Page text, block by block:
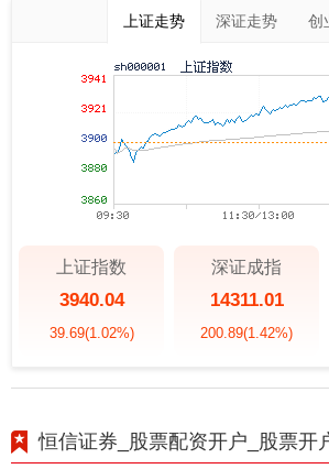
上证走势 深证走势 创
上证指数
3940.04
39.69(1.02%)
深证成指
14311.01
200.89(1.42%)
恒信证券_股票配资开户_股票开